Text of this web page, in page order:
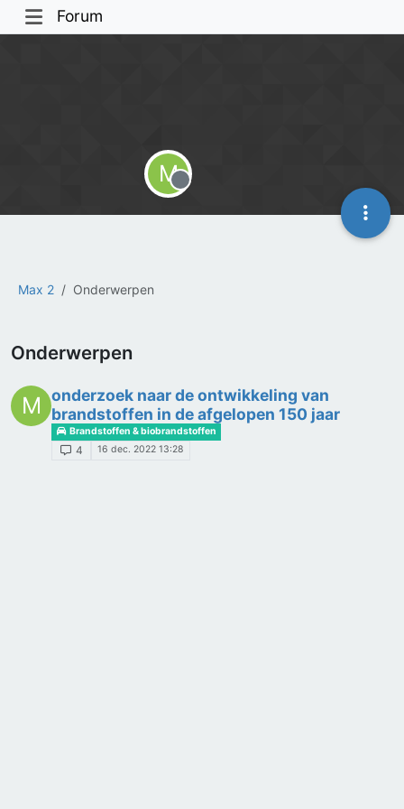
Forum
Max 2 Onderwerpen
M
Offline
Onderwerpen
M
onderzoek naar de ontwikkeling van
brandstoffen in de afgelopen 150 jaar
Brandstoffen & biobrandstoffen
4 16 dec. 2022 13:28